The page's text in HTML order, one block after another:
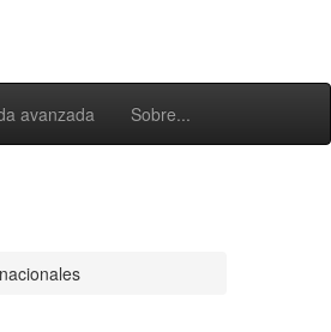
avanzada Sobre...